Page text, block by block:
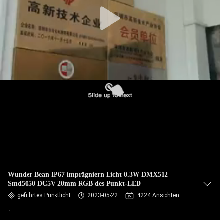
Wunder Bean IP67 imprägniern Licht 0.3W DMX512
Smd5050 DC5V 20mm RGB des Punkt-LED
geführtes Punktlicht 2023-05-22 4224 Ansichten